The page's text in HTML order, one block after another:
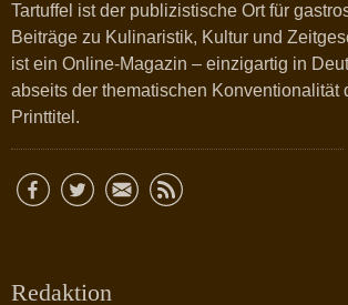
Tartuffel ist der publizistische Ort für
Beiträge zu Kulinaristik, Kultur und
ist ein Online-Magazin – einzigartig in
abseits der thematischen Konventionalität
Printtitel.
Redaktion